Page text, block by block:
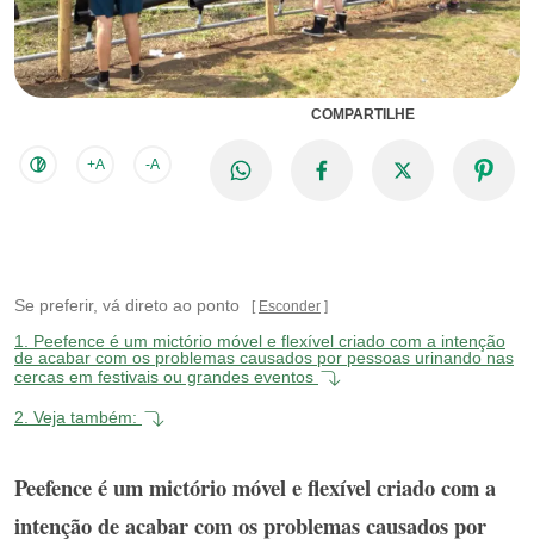
+A -A
COMPARTILHE
Se preferir, vá direto ao ponto Esconder
1.
Peefence é um mictório móvel e flexível criado com a intenção
de acabar com os problemas causados por pessoas urinando nas
cercas em festivais ou grandes eventos
2. Veja também:
Peefence é um mictório móvel e flexível criado com a
intenção de acabar com os problemas causados por